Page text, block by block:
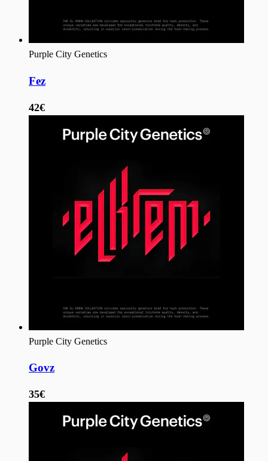
Purple City Genetics
Fez
42€
Purple City Genetics
Govz
35€